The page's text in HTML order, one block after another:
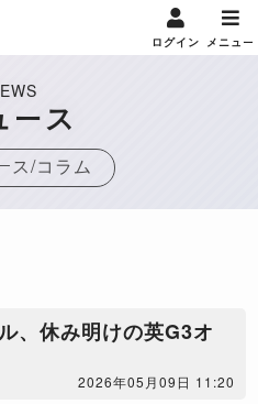
ログイン メニュー
ース
ス/コラム
、休み明けの英G3オ
2026年05月09日 11:20